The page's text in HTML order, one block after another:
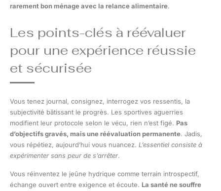
rarement bon ménage avec la relance alimentaire.
Les points-clés à réévaluer
pour une expérience réussie
et sécurisée
Vous tenez journal, consignez, interrogez vos ressentis, la
subjectivité bâtissant le progrès. Les sportives aguerries
modifient leur protocole selon le vécu, rien n’est figé. Pas
d’objectifs gravés, mais une réévaluation permanente. Jadis,
vous répétiez, aujourd’hui vous nuancez. L’essentiel consiste à
expérimenter sans peur de s’arrêter.
Vous réinventez le jeûne hydrique comme terrain introspectif,
échange ouvert entre exigence et écoute. La santé ne souffre